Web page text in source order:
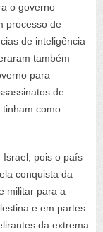
o governo
processo de
de inteligência
também
para
de
como
Israel, pois o país
conquista da
militar para a
e em partes
da extrema